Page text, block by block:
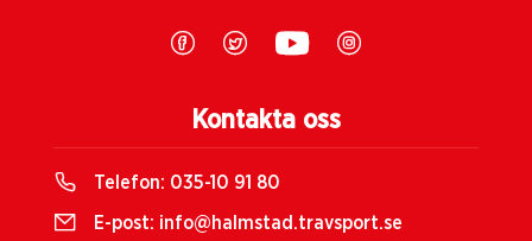
Kontakta oss
Telefon: 035-10 91 80
E-post: info@halmstad.travsport.se